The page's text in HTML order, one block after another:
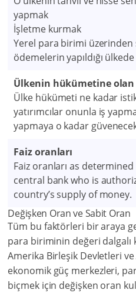
yapmak
İşletme kurmak
Yerel para birimi üzerinden
ödemelerin yapıldığı
Ülkenin hükümetine
Ülke hükümeti ne kadar
yatırımcılar onunla iş
yapmaya o kadar
Faiz oranları
Faiz oranları as
central bank who is
country’s supply of money.
Değişken Oran ve Sabit Oran
Tüm bu faktörleri bir araya
para biriminin değeri dalgalı
Amerika Birleşik Devletleri
ekonomik güç merkezleri,
biçmek için değişken oran